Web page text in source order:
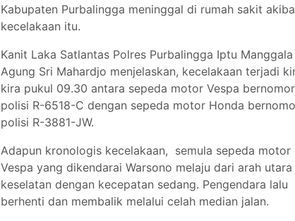
Kabupaten Purbalingga meninggal di rumah sakit
kecelakaan itu.
Kanit Laka Satlantas Polres Purbalingga Iptu Manggala
Agung Sri Mahardjo menjelaskan, kecelakaan terjadi
kira pukul 09.30 antara sepeda motor Vespa bernomor
polisi R-6518-C dengan sepeda motor Honda
polisi R-3881-JW.
Adapun kronologis kecelakaan, semula sepeda motor
Vespa yang dikendarai Warsono melaju dari arah utara
keselatan dengan kecepatan sedang. Pengendara lalu
berhenti dan membalik melalui celah median jalan.